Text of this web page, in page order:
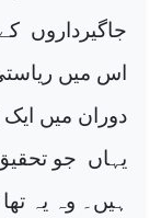
جاگیرداروں
اس میں
دوران میں
یہاں جو
ہیں۔ وہ یہ